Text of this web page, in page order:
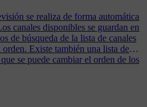
se realiza de forma automática
canales disponibles se guardan en
de búsqueda de la lista de canales
Existe también una lista de
se puede cambiar el orden de los